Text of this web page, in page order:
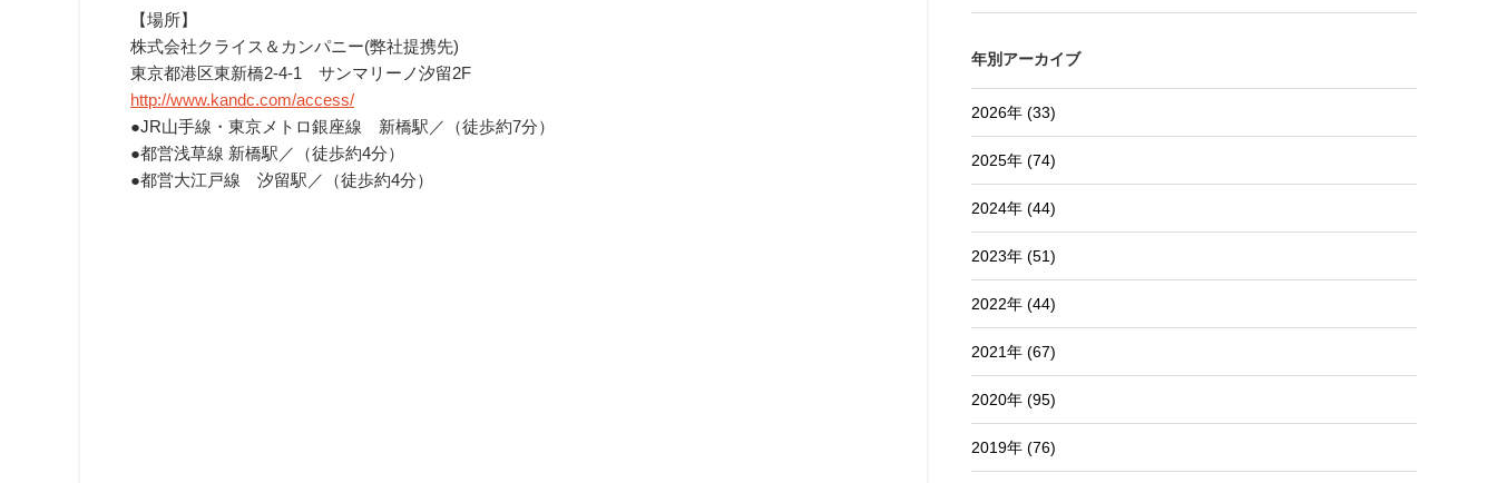
【場所】
株式会社クライス＆カンパニー(弊社提携先)
東京都港区東新橋2-4-1 サンマリーノ汐留2F
http://www.kandc.com/access/
●JR山手線・東京メトロ銀座線 新橋駅／（徒歩約7分）
●都営浅草線 新橋駅／（徒歩約4分）
●都営大江戸線 汐留駅／（徒歩約4分）
年別アーカイブ
2026年 (33)
2025年 (74)
2024年 (44)
2023年 (51)
2022年 (44)
2021年 (67)
2020年 (95)
2019年 (76)